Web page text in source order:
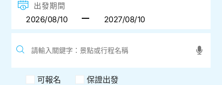
出發期間
可報名 保證出發